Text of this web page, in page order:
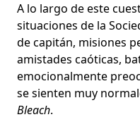
A lo largo de este
situaciones de la
de capitán, misiones
amistades caóticas,
emocionalmente
se sienten muy
Bleach.